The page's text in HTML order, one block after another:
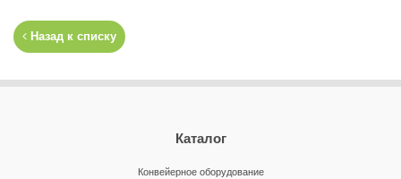
Назад к списку
Каталог
Конвейерное оборудование